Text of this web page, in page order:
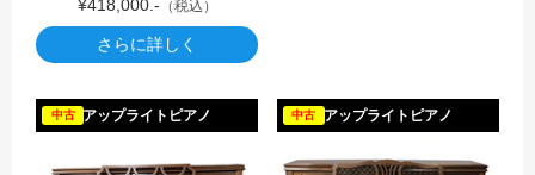
¥418,000.- （税込）
さらに詳しく
アップライトピアノ
中古 アップライトピアノ
中古